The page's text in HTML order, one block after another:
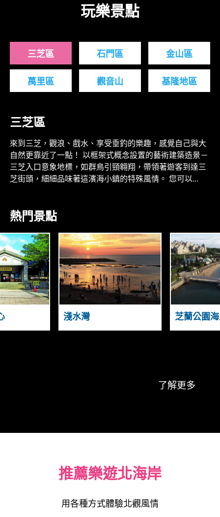
N
O
R
T
H
A
S
D
I
N
S
H
A
N
N S A
玩樂景點
三芝區 石門區 金山區
萬里區 觀音山 基隆地區
三芝區
來到三芝，觀浪、戲水、享受垂釣的樂趣，感覺自己與大
自然更靠近了一點！ 以框架式概念設置的藝術建築造景－
三芝入口意象地標，如群鳥引頸翱翔，帶領著遊客到達三
芝街頭，細細品味著這濱海小鎮的特殊風情。 您可以...
熱門景點
淺水灣 芝蘭公園
了解更多
推薦樂遊北海岸
用各種方式體驗北觀風情